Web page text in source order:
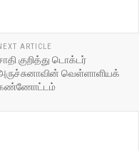
ARTICLE
குறித்து டொக்டர்
வெள்ளாளியக்